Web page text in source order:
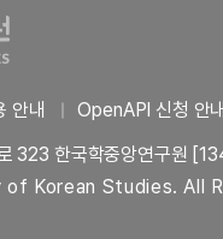
안내
OpenAPI 신청 안내
323 한국학중앙연구원
Korean Studies. All